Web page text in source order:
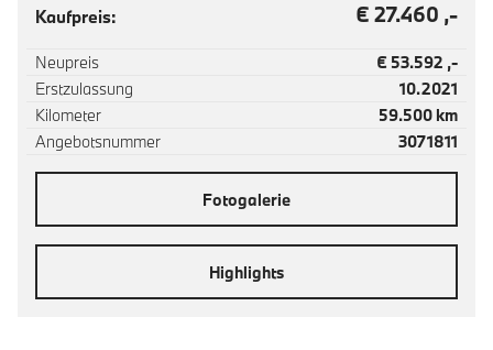
Kaufpreis:
€ 27.460 ,-
Neupreis
€ 53.592 ,-
Erstzulassung
10.2021
Kilometer
59.500 km
Angebotsnummer
3071811
Fotogalerie
Highlights